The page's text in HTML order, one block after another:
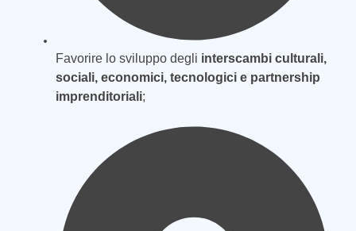
Favorire lo sviluppo degli interscambi culturali,
sociali, economici, tecnologici e partnership
imprenditoriali;